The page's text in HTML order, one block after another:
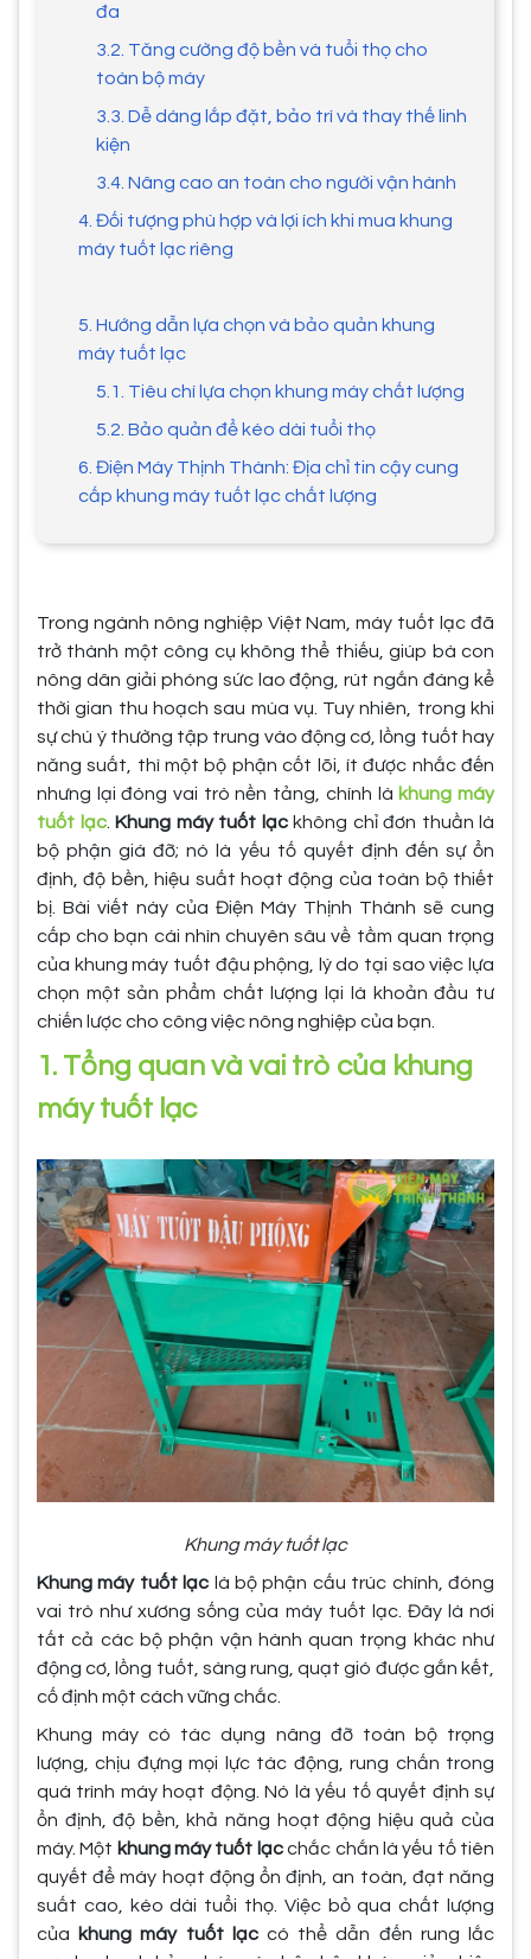
đa
3.2. Tăng cường độ bền và tuổi thọ cho
toàn bộ máy
3.3. Dễ dàng lắp đặt, bảo trì và thay thế linh
kiện
3.4. Nâng cao an toàn cho người vận hành
4. Đối tượng phù hợp và lợi ích khi mua khung
máy tuốt lạc riêng
5. Hướng dẫn lựa chọn và bảo quản khung
máy tuốt lạc
5.1. Tiêu chí lựa chọn khung máy chất lượng
5.2. Bảo quản để kéo dài tuổi thọ
6. Điện Máy Thịnh Thành: Địa chỉ tin cậy cung
cấp khung máy tuốt lạc chất lượng
Trong ngành nông nghiệp Việt Nam, máy tuốt lạc đã
trở thành một công cụ không thể thiếu, giúp bà con
nông dân giải phóng sức lao động, rút ngắn đáng kể
thời gian thu hoạch sau mùa vụ. Tuy nhiên, trong khi
sự chú ý thường tập trung vào động cơ, lồng tuốt hay
năng suất, thì một bộ phận cốt lõi, ít được nhắc đến
nhưng lại đóng vai trò nền tảng, chính là khung máy
tuốt lạc. Khung máy tuốt lạckhông chỉ đơn thuần là
bộ phận giá đỡ; nó là yếu tố quyết định đến sự ổn
định, độ bền, hiệu suất hoạt động của toàn bộ thiết
bị. Bài viết này của Điện Máy Thịnh Thành sẽ cung
cấp cho bạn cái nhìn chuyên sâu về tầm quan trọng
của khung máy tuốt đậu phộng, lý do tại sao việc lựa
chọn một sản phẩm chất lượng lại là khoản đầu tư
chiến lược cho công việc nông nghiệp của bạn.
1. Tổng quan và vai trò của khung
máy tuốt lạc
Khung máy tuốt lạc
Khung máy tuốt lạc là bộ phận cấu trúc chính, đóng
vai trò như xương sống của máy tuốt lạc. Đây là nơi
tất cả các bộ phận vận hành quan trọng khác như
động cơ, lồng tuốt, sàng rung, quạt gió được gắn kết,
cố định một cách vững chắc.
Khung máy có tác dụng nâng đỡ toàn bộ trọng
lượng, chịu đựng mọi lực tác động, rung chấn trong
quá trình máy hoạt động. Nó là yếu tố quyết định sự
ổn định, độ bền, khả năng hoạt động hiệu quả của
máy. Một khung máy tuốt lạcchắc chắn là yếu tố tiên
quyết để máy hoạt động ổn định, an toàn, đạt năng
suất cao, kéo dài tuổi thọ. Việc bỏ qua chất lượng
của khung máy tuốt lạccó thể dẫn đến rung lắc